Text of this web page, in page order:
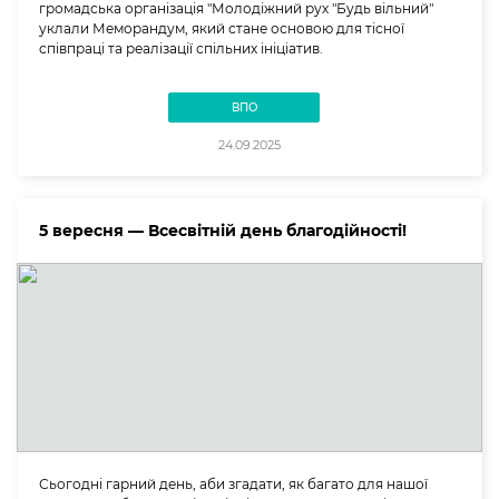
громадська організація "Молодіжний рух "Будь вільний"
уклали Меморандум, який стане основою для тісної
співпраці та реалізації спільних ініціатив.
ВПО
24.09.2025
5 вересня — Всесвітній день благодійності!
Сьогодні гарний день, аби згадати, як багато для нашої